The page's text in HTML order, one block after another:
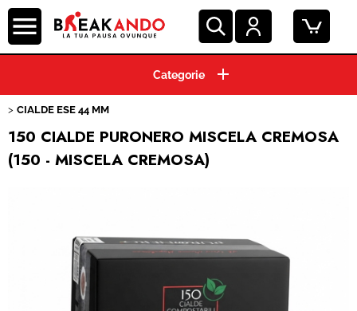
HOME
GRANI E MACINATO
BEVANDE E SOLUBILI
PRODOTTI HO.RE.CA.
CIALDE ESE 44 MM
150 CIALDE PURONERO MISCELA CREMOSA
(150 - MISCELA CREMOSA)